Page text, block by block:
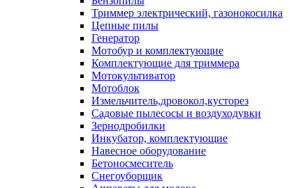
Триммер электрический, газонокосилка
Цепные пилы
Генератор
Мотобур и комплектующие
Комплектующие для триммера
Мотокультиватор
Мотоблок
Измельчитель,дровокол,кусторез
Садовые пылесосы и воздуходувки
Зернодробилки
Инкубатор, комплектующие
Навесное оборудование
Бетоносмеситель
Снегоуборщик